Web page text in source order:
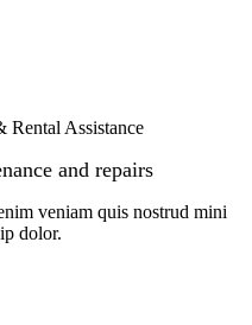
Rental Assistance
and repairs
veniam quis nostrud mini
dolor.